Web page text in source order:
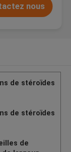
nous
de stéroïdes
de stéroïdes
de